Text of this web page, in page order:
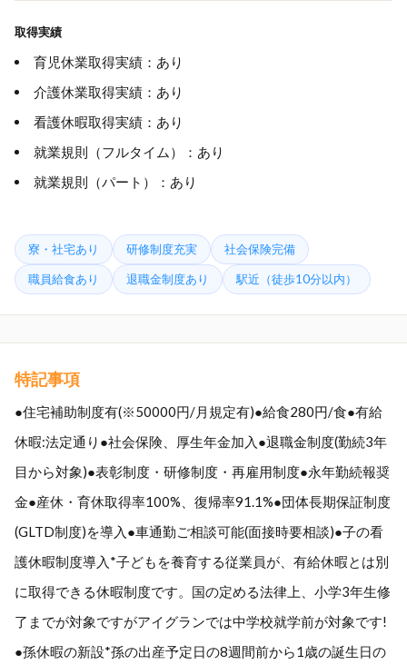
取得実績
育児休業取得実績：あり
介護休業取得実績：あり
看護休暇取得実績：あり
就業規則（フルタイム）：あり
就業規則（パート）：あり
寮・社宅あり 研修制度充実 社会保険完備
職員給食あり 退職金制度あり 駅近（徒歩10分以内）
特記事項
●住宅補助制度有(※50000円/月規定有)●給食280円/食●有給
休暇:法定通り●社会保険、厚生年金加入●退職金制度(勤続3年
目から対象)●表彰制度・研修制度・再雇用制度●永年勤続報奨
金●産休・育休取得率100%、復帰率91.1%●団体長期保証制度
(GLTD制度)を導入●車通勤ご相談可能(面接時要相談)●子の看
護休暇制度導入*子どもを養育する従業員が、有給休暇とは別
に取得できる休暇制度です。国の定める法律上、小学3年生修
了までが対象ですがアイグランでは中学校就学前が対象です!
●孫休暇の新設*孫の出産予定日の8週間前から1歳の誕生日の